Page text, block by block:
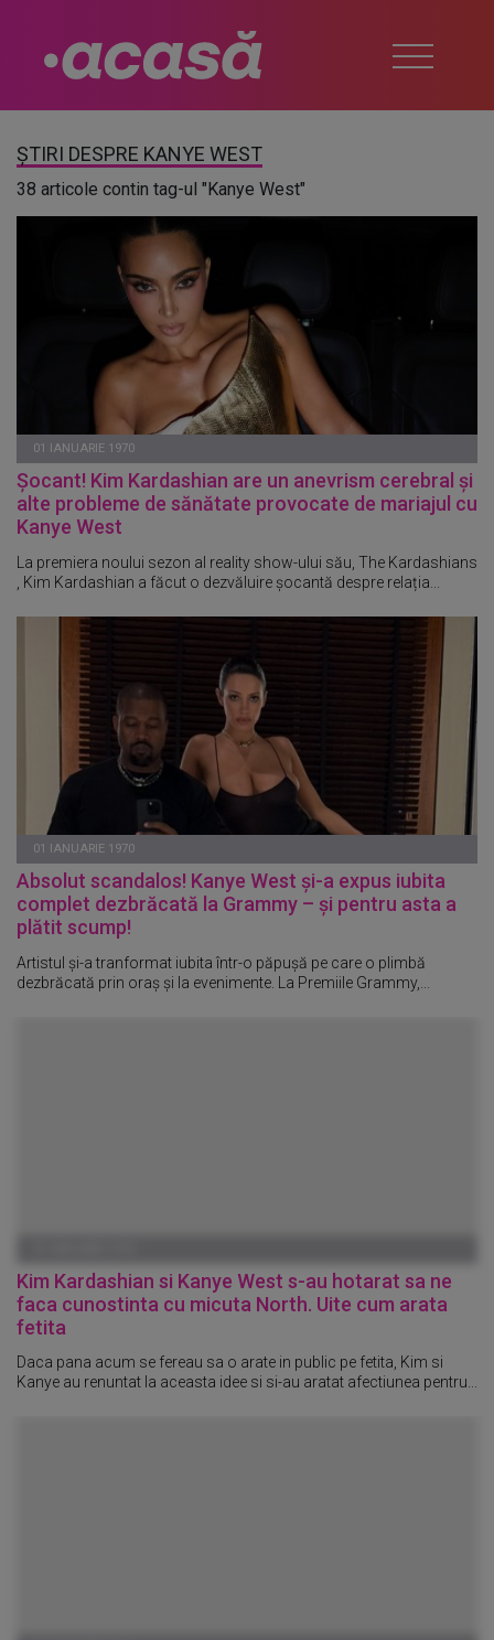
ȘTIRI DESPRE KANYE WEST
38 articole contin tag-ul "Kanye West"
01 IANUARIE 1970
Șocant! Kim Kardashian are un anevrism cerebral și
alte probleme de sănătate provocate de mariajul cu
Kanye West
La premiera noului sezon al reality show-ului său, The Kardashians
, Kim Kardashian a făcut o dezvăluire șocantă despre relația...
01 IANUARIE 1970
Absolut scandalos! Kanye West și-a expus iubita
complet dezbrăcată la Grammy – și pentru asta a
plătit scump!
Artistul și-a tranformat iubita într-o păpușă pe care o plimbă
dezbrăcată prin oraș și la evenimente. La Premiile Grammy,...
Kim Kardashian si Kanye West s-au hotarat sa ne
faca cunostinta cu micuta North. Uite cum arata
fetita
Daca pana acum se fereau sa o arate in public pe fetita, Kim si
Kanye au renuntat la aceasta idee si si-au aratat afectiunea pentru...